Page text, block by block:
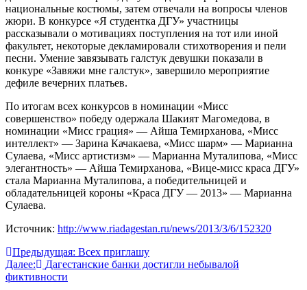
национальные костюмы, затем отвечали на вопросы членов
жюри. В конкурсе «Я студентка ДГУ» участницы
рассказывали о мотивациях поступления на тот или иной
факультет, некоторые декламировали стихотворения и пели
песни. Умение завязывать галстук девушки показали в
конкуре «Завяжи мне галстук», завершило мероприятие
дефиле вечерних платьев.
По итогам всех конкурсов в номинации «Мисс
совершенство» победу одержала Шакият Магомедова, в
номинации «Мисс грация» — Айша Темирханова, «Мисс
интеллект» — Зарина Качакаева, «Мисс шарм» — Марианна
Сулаева, «Мисс артистизм» — Марианна Муталипова, «Мисс
элегантность» — Айша Темирханова, «Вице-мисс краса ДГУ»
стала Марианна Муталипова, а победительницей и
обладательницей короны «Краса ДГУ — 2013» — Марианна
Сулаева.
Источник: http://www.riadagestan.ru/news/2013/3/6/152320
Навигация
по
Предыдущая: Всех приглашу
Далее:
Дагестанские банки достигли небывалой
фиктивности